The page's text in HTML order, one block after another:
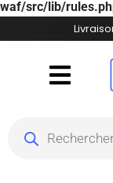
waf/src/lib/